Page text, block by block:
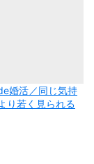
婚活／同じ気持
り若く見られる